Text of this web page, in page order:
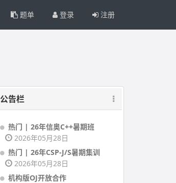
题单 登录 注册
公告栏
热门 | 26年信奥C++暑期班
2026年05月28日
热门 | 26年CSP-J/S暑期集训
2026年05月28日
机构版OJ开放合作